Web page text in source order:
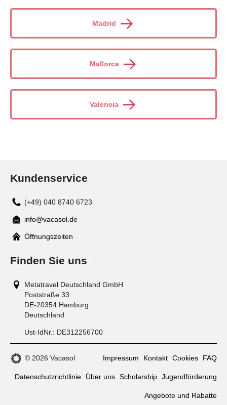
Madrid
Mallorca
Valencia
Kundenservice
(+49) 040 8740 6723
Mail
info@vacasol.de
Öffnungszeiten
Finden Sie uns
Metatravel Deutschland GmbH
Poststraße 33
DE-20354 Hamburg
Deutschland
Ust-IdNr.: DE312256700
© 2026 Vacasol Impressum Kontakt Cookies FAQ
Datenschutzrichtlinie Über uns Scholarship Jugendförderung
Angebote und Rabatte